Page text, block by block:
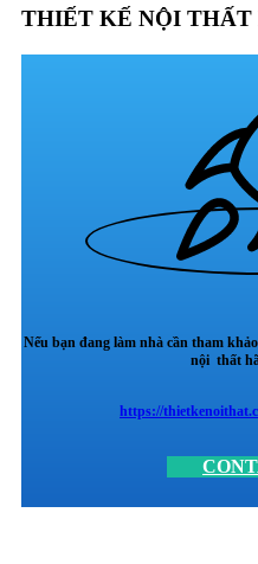
THIẾT KẾ NỘI THẤT
Nếu bạn đang làm nhà cần tham
nội thất
https://